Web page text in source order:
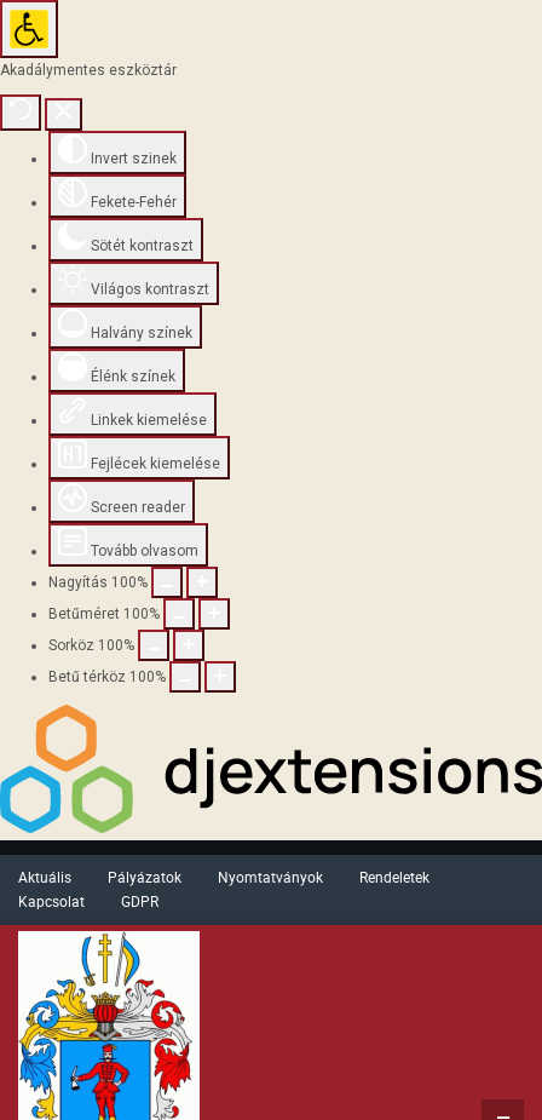
Akadálymentes eszköztár
Invert szinek
Fekete-Fehér
Sötét kontraszt
Világos kontraszt
Halvány színek
Élénk színek
Linkek kiemelése
Fejlécek kiemelése
Screen reader
Tovább olvasom
Nagyítás 100%
Betűméret 100%
Sorköz 100%
Betű térköz 100%
Aktuális Pályázatok Nyomtatványok
Rendeletek
Kapcsolat
GDPR